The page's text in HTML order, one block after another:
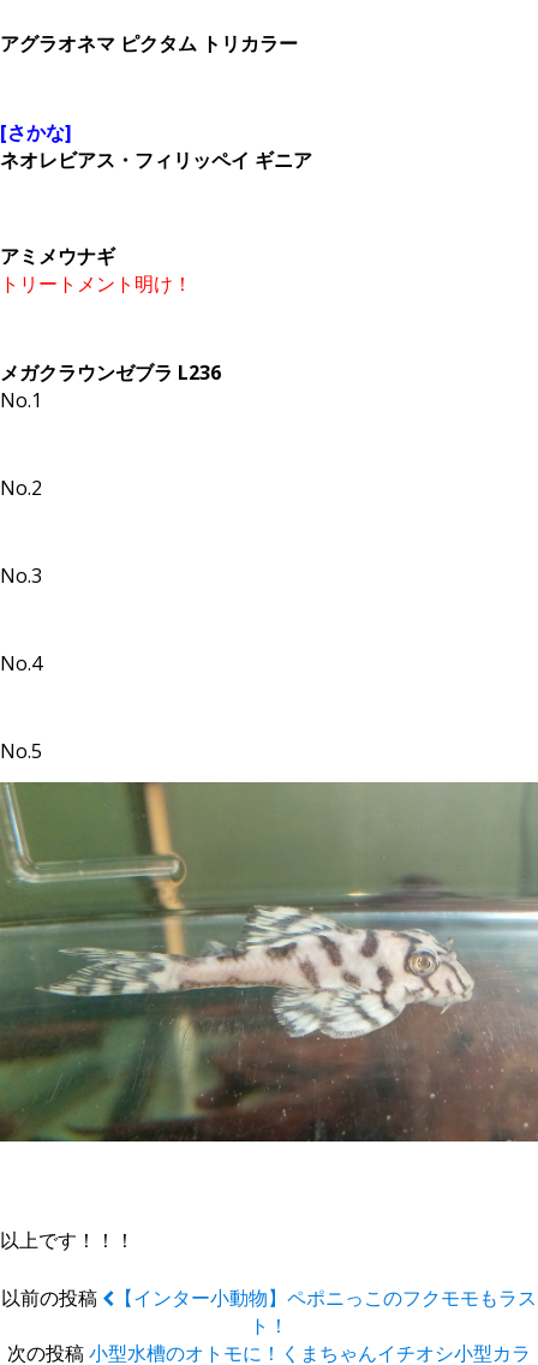
アグラオネマ ピクタム トリカラー
[さかな]
ネオレビアス・フィリッペイ ギニア
アミメウナギ
トリートメント明け！
メガクラウンゼブラ L236
No.1
No.2
No.3
No.4
No.5
以上です！！！
以前の投稿
【インター小動物】ペポニっこのフクモモもラス
ト！
次の投稿小型水槽のオトモに！くまちゃんイチオシ小型カラ